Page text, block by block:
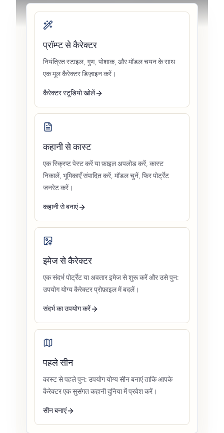
प्रॉम्प्ट से कैरेक्टर
नियंत्रित स्टाइल, गुण, पोशाक, और मॉडल चयन के साथ
एक मूल कैरेक्टर डिज़ाइन करें।
कैरेक्टर स्टूडियो खोलें
कहानी से कास्ट
एक स्क्रिप्ट पेस्ट करें या फ़ाइल अपलोड करें, कास्ट
निकालें, भूमिकाएँ संपादित करें, मॉडल चुनें, फिर पोर्ट्रेट
जनरेट करें।
कहानी से बनाएं
इमेज से कैरेक्टर
एक संदर्भ पोर्ट्रेट या अवतार इमेज से शुरू करें और उसे पुन:
उपयोग योग्य कैरेक्टर प्रोफ़ाइल में बदलें।
संदर्भ का उपयोग करें
पहले सीन
कास्ट से पहले पुन: उपयोग योग्य सीन बनाएं ताकि आपके
कैरेक्टर एक सुसंगत कहानी दुनिया में प्रवेश करें।
सीन बनाएं